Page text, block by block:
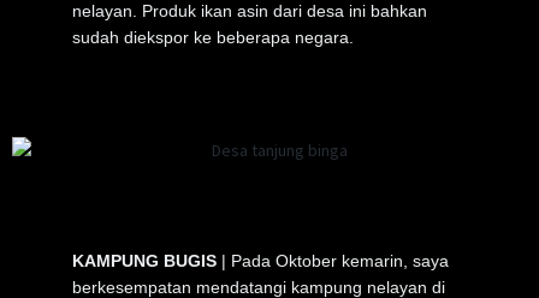
nelayan. Produk ikan asin dari desa ini bahkan
sudah diekspor ke beberapa negara.
KAMPUNG BUGIS | Pada Oktober kemarin, saya
berkesempatan mendatangi kampung nelayan di